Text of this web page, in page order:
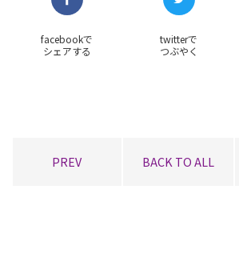
facebookで
シェアする
twitterで
つぶやく
PREV BACK TO ALL